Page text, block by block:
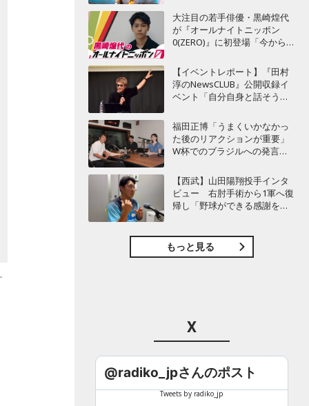
大注目の若手俳優・黒崎煌代
が『オールナイトニッポン
0(ZERO)』に初登場「今からと
す！」
【イベントレポート】『田村
淳のNewsCLUB』公開収録イ
ベント「自分自身と話そうの
に“人生の最後に流したい
曲”などをテーマにトーク
福田正博「うまくいかなかっ
た後のリアクションが重要」
W杯でのブラジルへの発言が
期待することは？
【西武】山田陽翔投手インタ
ビュー 右肘手術から1軍へ復
帰し「野球ができる感謝を再
もっと見る
X
@radiko_jpさんのポスト
Tweets by radiko_jp